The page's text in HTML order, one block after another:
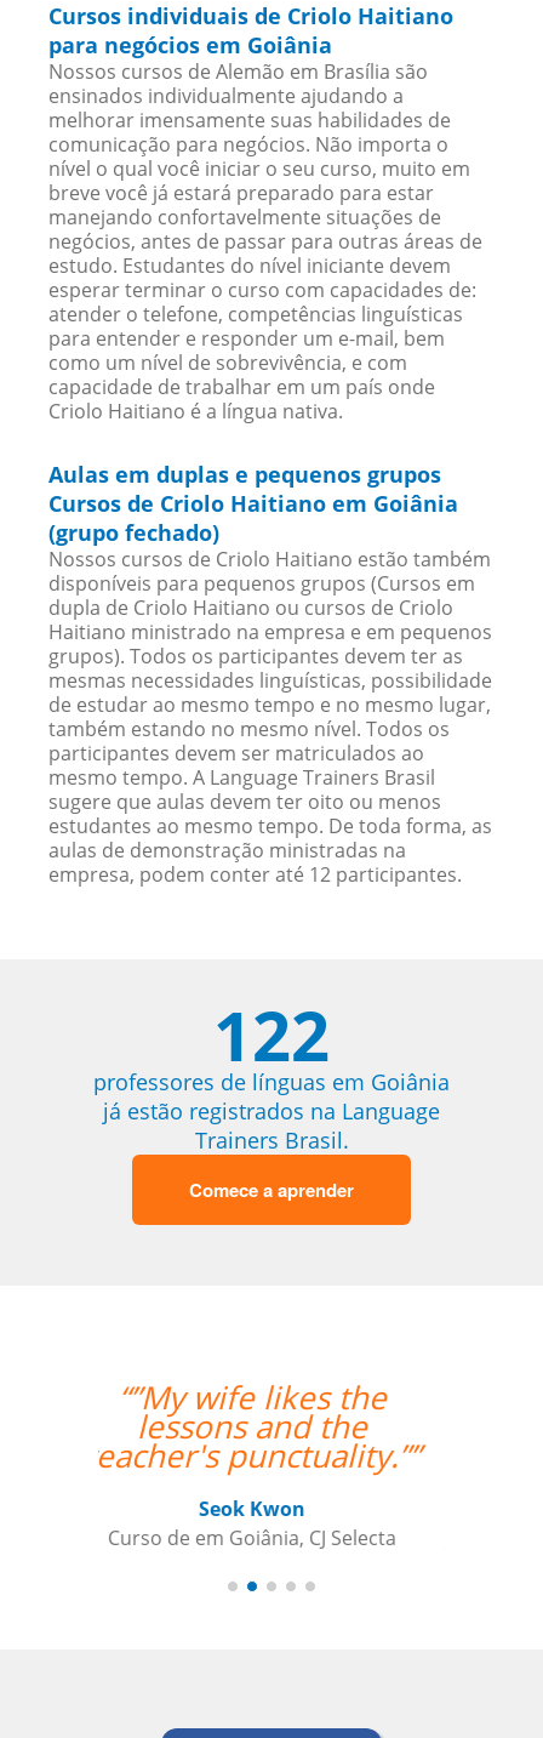
Cursos individuais de Criolo Haitiano
para negócios em Goiânia
Nossos cursos de Alemão em Brasília são
ensinados individualmente ajudando a
melhorar imensamente suas habilidades de
comunicação para negócios. Não importa o
nível o qual você iniciar o seu curso, muito em
breve você já estará preparado para estar
manejando confortavelmente situações de
negócios, antes de passar para outras áreas de
estudo. Estudantes do nível iniciante devem
esperar terminar o curso com capacidades de:
atender o telefone, competências linguísticas
para entender e responder um e-mail, bem
como um nível de sobrevivência, e com
capacidade de trabalhar em um país onde
Criolo Haitiano é a língua nativa.
Aulas em duplas e pequenos grupos
Cursos de Criolo Haitiano em Goiânia
(grupo fechado)
Nossos cursos de Criolo Haitiano estão também
disponíveis para pequenos grupos (Cursos em
dupla de Criolo Haitiano ou cursos de Criolo
Haitiano ministrado na empresa e em pequenos
grupos). Todos os participantes devem ter as
mesmas necessidades linguísticas, possibilidade
de estudar ao mesmo tempo e no mesmo lugar,
também estando no mesmo nível. Todos os
participantes devem ser matriculados ao
mesmo tempo. A Language Trainers Brasil
sugere que aulas devem ter oito ou menos
estudantes ao mesmo tempo. De toda forma, as
aulas de demonstração ministradas na
empresa, podem conter até 12 participantes.
122
professores de línguas em Goiânia
já estão registrados na Language
Trainers Brasil.
Comece a aprender
“”Everything went
excellently! The
teacher/student
relationship has
already been
established, and it's a
very positive one for
me.””